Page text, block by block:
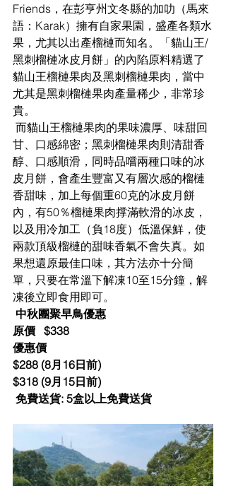
Friends，在彭亨州文冬縣的加叻（馬來
語：Karak）擁有自家果園，盛產各類水
果，尤其以出產榴槤而知名。「貓山王/
黑刺榴槤冰皮月餅」的內陷原料精選了
貓山王榴槤果肉及黑刺榴槤果肉，當中
尤其是黑刺榴槤果肉產量稀少，非常珍
貴。
甘、口感綿密；黑刺榴槤果肉則清甜香
醇、口感順滑，同時品嚐兩種口味的冰
皮月餅，會產生豐富又有層次感的榴槤
香甜味，加上每個重60克的冰皮月餅
內，有50％榴槤果肉撑滿軟滑的冰皮，
以及用冷加工（負18度）低溫保鮮，使
兩款頂級榴槤的甜味香氣不會失真。如
果想還原最佳口味，其方法亦十分簡
單，只要在常溫下解凍10至15分鐘，解
凍後立即食用即可。
中秋團聚早鳥優惠
原價   $338
優惠價
$288 (8月16日前)
$318 (9月15日前)
免費送貨: 5盒以上免費送貨